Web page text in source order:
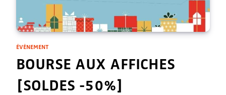
ÉVÈNEMENT
BOURSE AUX AFFICHES
[SOLDES -50%]